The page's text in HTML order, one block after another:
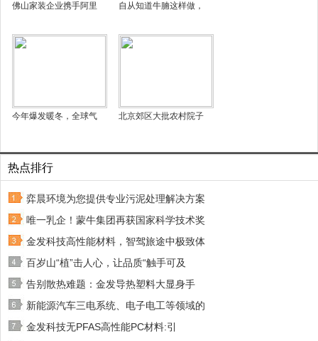
佛山家装企业携手阿里 自从知道牛腩这样做，
今年爆发暖冬，全球气 北京郊区大批农村院子
热点排行
弈晨环境为您提供专业污泥处理解决方案
唯一乳企！蒙牛集团再获国家科学技术奖
金发科技高性能材料，智驾旅途中极致体
百岁山“植”击人心，让品质“触手可及
告别散热难题：金发导热塑料大显身手
新能源汽车三电系统、电子电工等领域的
金发科技无PFAS高性能PC材料:引